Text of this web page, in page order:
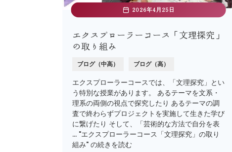
2026年4月25日
エクスプローラーコース「文理探究」
の取り組み
ブログ（中高） ブログ（高）
エクスプローラーコースでは、「文理探究」とい
う特別な授業があります。 あるテーマを文系・
理系の両側の視点で探究したり あるテーマの調
査で終わらずプロジェクトを実施して生きた学び
に繋げたり そして、「芸術的な方法で自分を表
… "エクスプローラーコース「文理探究」の取り
組み" の続きを読む